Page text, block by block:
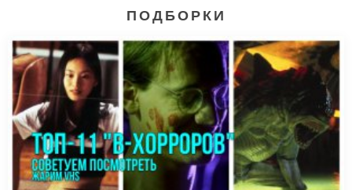
ПОДБОРКИ